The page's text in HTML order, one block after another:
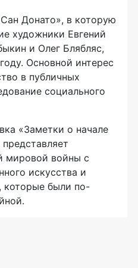
Донато», в которую
художники Евгений
и Олег Блябляс,
Основной интерес
в публичных
социального
«Заметки о начале
представляет
мировой войны с
искусства и
которые были по-